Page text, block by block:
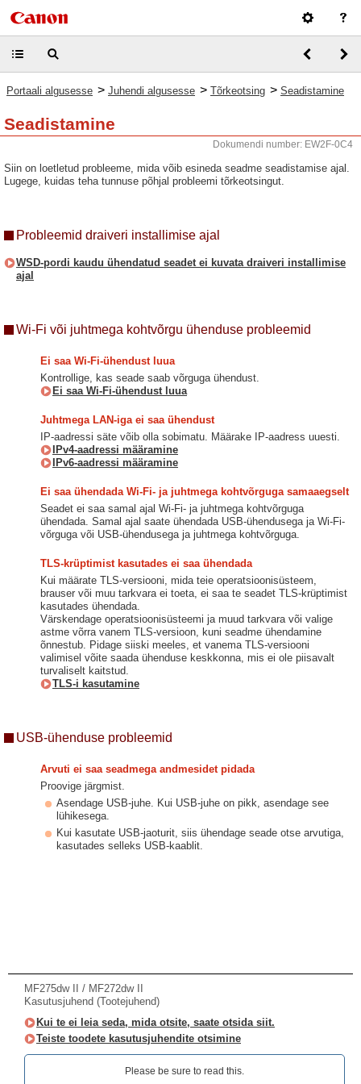
Portaali algusesse > Juhendi algusesse > Tõrkeotsing > Seadistamine
Seadistamine
Dokumendi number: EW2F-0C4
Siin on loetletud probleeme, mida võib esineda seadme seadistamise ajal.
Lugege, kuidas teha tunnuse põhjal probleemi tõrkeotsingut.
Probleemid draiveri installimise ajal
WSD-pordi kaudu ühendatud seadet ei kuvata draiveri installimise
ajal
Wi-Fi või juhtmega kohtvõrgu ühenduse probleemid
Ei saa Wi-Fi-ühendust luua
Kontrollige, kas seade saab võrguga ühendust.
Ei saa Wi-Fi-ühendust luua
Juhtmega LAN-iga ei saa ühendust
IP-aadressi säte võib olla sobimatu. Määrake IP-aadress uuesti.
IPv4-aadressi määramine
IPv6-aadressi määramine
Ei saa ühendada Wi-Fi- ja juhtmega kohtvõrguga samaaegselt
Seadet ei saa samal ajal Wi-Fi- ja juhtmega kohtvõrguga
ühendada. Samal ajal saate ühendada USB-ühendusega ja Wi-Fi-
võrguga või USB-ühendusega ja juhtmega kohtvõrguga.
TLS-krüptimist kasutades ei saa ühendada
Kui määrate TLS-versiooni, mida teie operatsioonisüsteem,
brauser või muu tarkvara ei toeta, ei saa te seadet TLS-krüptimist
kasutades ühendada.
Värskendage operatsioonisüsteemi ja muud tarkvara või valige
astme võrra vanem TLS-versioon, kuni seadme ühendamine
õnnestub. Pidage siiski meeles, et vanema TLS-versiooni
valimisel võite saada ühenduse keskkonna, mis ei ole piisavalt
turvaliselt kaitstud.
TLS-i kasutamine
USB-ühenduse probleemid
Arvuti ei saa seadmega andmesidet pidada
Proovige järgmist.
Asendage USB-juhe. Kui USB-juhe on pikk, asendage see
lühikesega.
Kui kasutate USB-jaoturit, siis ühendage seade otse arvutiga,
kasutades selleks USB-kaablit.
MF275dw II / MF272dw II
Kasutusjuhend (Tootejuhend)
Kui te ei leia seda, mida otsite, saate otsida siit.
Teiste toodete kasutusjuhendite otsimine
Please be sure to read this.‎